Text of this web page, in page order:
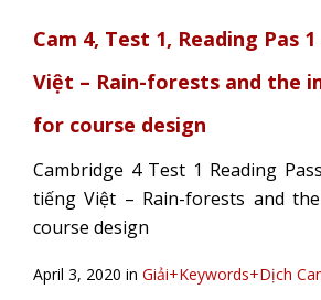
Cam 4, Test 1, Reading Pas
Việt – Rain-forests and the
for course design
Cambridge 4 Test 1 Reading
tiếng Việt – Rain-forests and
course design
April 3, 2020 in Giải+Keywords+Dịch